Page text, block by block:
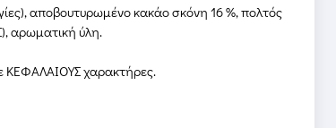
αποβουτυρωμένο κακάο σκόνη 16 %, πολτός
αρωματική ύλη.
ΚΕΦΑΛΑΙΟΥΣ χαρακτήρες.